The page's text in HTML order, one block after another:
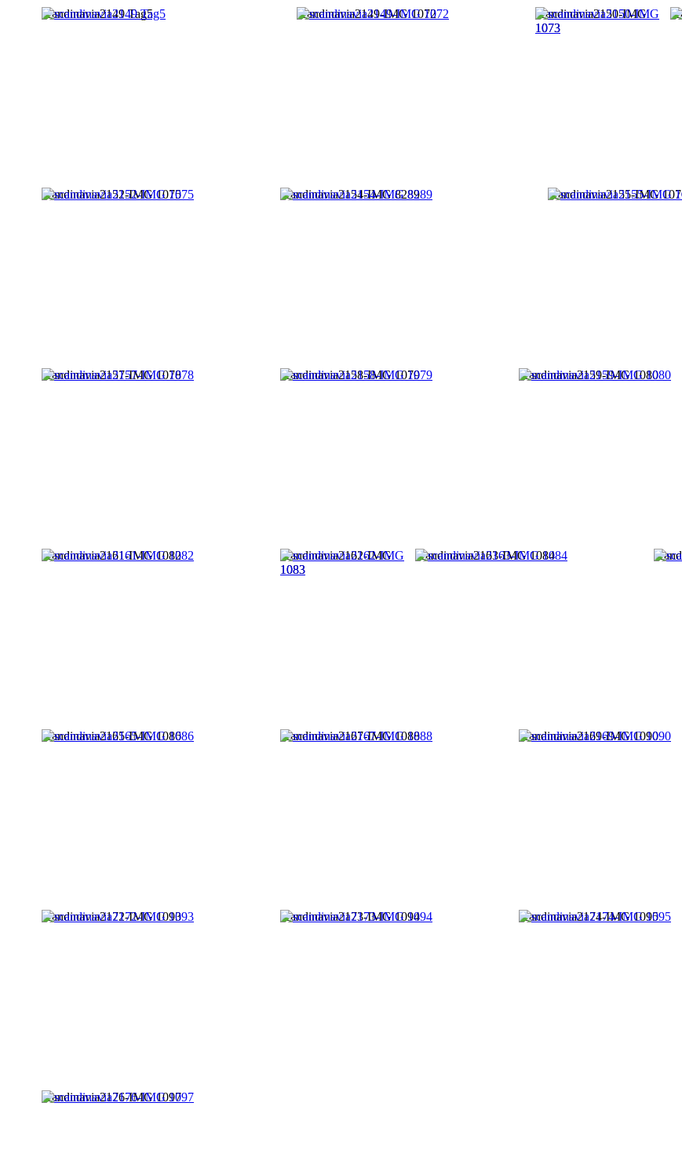
scandinavia2149 Tag5 scandinavia2149-IMG 1072
scandinavia2150-IMG
1073
scandinavia2152-IMG 1075 scandinavia2154-IMG 8289 scandinavia2155-IMG
scandinavia2157-IMG 1078 scandinavia2158-IMG 1079 scandinavia2159-IMG 1080
scandinavia2161-IMG 1082
scandinavia2162-IMG
1083
scandinavia2163-IMG 1084
scandinavia2165-IMG 1086 scandinavia2167-IMG 1088 scandinavia2169-IMG 1090
scandinavia2172-IMG 1093 scandinavia2173-IMG 1094 scandinavia2174-IMG 1095
scandinavia2176-IMG 1097